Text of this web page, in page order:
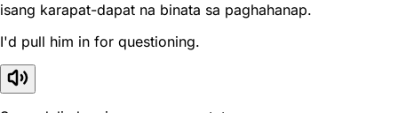
isang karapat-dapat na binata sa paghahanap.
I'd pull him in for questioning.